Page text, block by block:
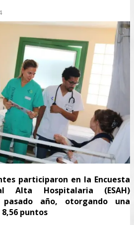
participaron en la Encuesta
Alta Hospitalaria (ESAH)
año, otorgando una
puntos